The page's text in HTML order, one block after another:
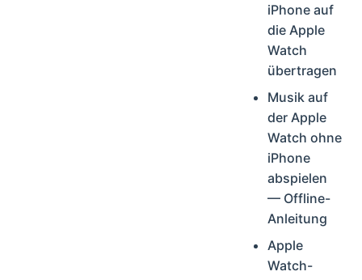
iPhone auf
die Apple
Watch
übertragen
Musik auf
der Apple
Watch ohne
iPhone
abspielen
— Offline-
Anleitung
Apple
Watch-